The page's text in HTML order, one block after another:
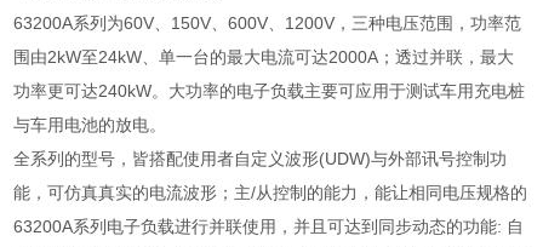
63200A系列为60V 150V 、600V 1200V ，三种电压范围，功率范
围由2kW至24kW 、单一台的最大电流可达2000A ；透过并联，最大
功率更可达240kW。大功率的电子负载主要可应用于测试车用充电桩
与车用电池的放电。
全系列的型号，皆搭配使用者自定义波形(UDW)与外部讯号控制功
能，可仿真真实的电流波形；主/从控制的能力，能让相同电压规格的
63200A系列电子负载进行并联使用，并且可达到同步动态的功能: 自